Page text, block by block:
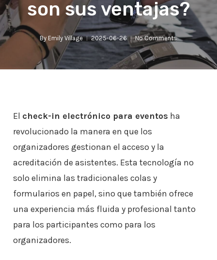
son sus ventajas?
By Emily Village 2025-06-26 No Comments
El check-in electrónico para eventos ha
revolucionado la manera en que los
organizadores gestionan el acceso y la
acreditación de asistentes. Esta tecnología no
solo elimina las tradicionales colas y
formularios en papel, sino que también ofrece
una experiencia más fluida y profesional tanto
para los participantes como para los
organizadores.